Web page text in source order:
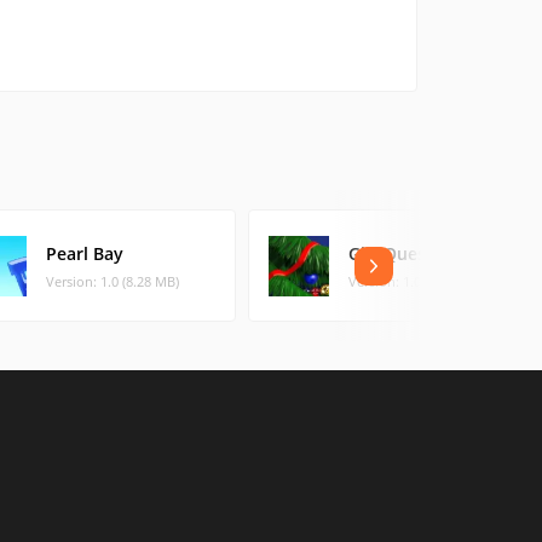
Pearl Bay
Version: 1.0 (8.28 MB)
Gift Quest
Version: 1.0 (8.07 MB)